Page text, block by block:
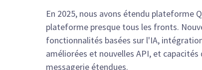
En 2025, nous avons étendu plateforme
plateforme presque tous les fronts.
fonctionnalités basées sur l'IA,
améliorées et nouvelles API, et capacités
messagerie étendues.